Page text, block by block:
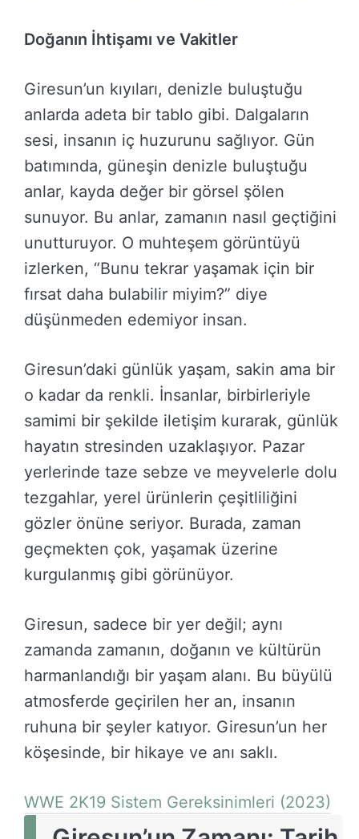
Doğanın İhtişamı ve Vakitler
Giresun’un kıyıları, denizle buluştuğu
anlarda adeta bir tablo gibi. Dalgaların
sesi, insanın iç huzurunu sağlıyor. Gün
batımında, güneşin denizle buluştuğu
anlar, kayda değer bir görsel şölen
sunuyor. Bu anlar, zamanın nasıl geçtiğini
unutturuyor. O muhteşem görüntüyü
izlerken, “Bunu tekrar yaşamak için bir
fırsat daha bulabilir miyim?” diye
düşünmeden edemiyor insan.
Giresun’daki günlük yaşam, sakin ama bir
o kadar da renkli. İnsanlar, birbirleriyle
samimi bir şekilde iletişim kurarak, günlük
hayatın stresinden uzaklaşıyor. Pazar
yerlerinde taze sebze ve meyvelerle dolu
tezgahlar, yerel ürünlerin çeşitliliğini
gözler önüne seriyor. Burada, zaman
geçmekten çok, yaşamak üzerine
kurgulanmış gibi görünüyor.
Giresun, sadece bir yer değil; aynı
zamanda zamanın, doğanın ve kültürün
harmanlandığı bir yaşam alanı. Bu büyülü
atmosferde geçirilen her an, insanın
ruhuna bir şeyler katıyor. Giresun’un her
köşesinde, bir hikaye ve anı saklı.
WWE 2K19 Sistem Gereksinimleri (2023)